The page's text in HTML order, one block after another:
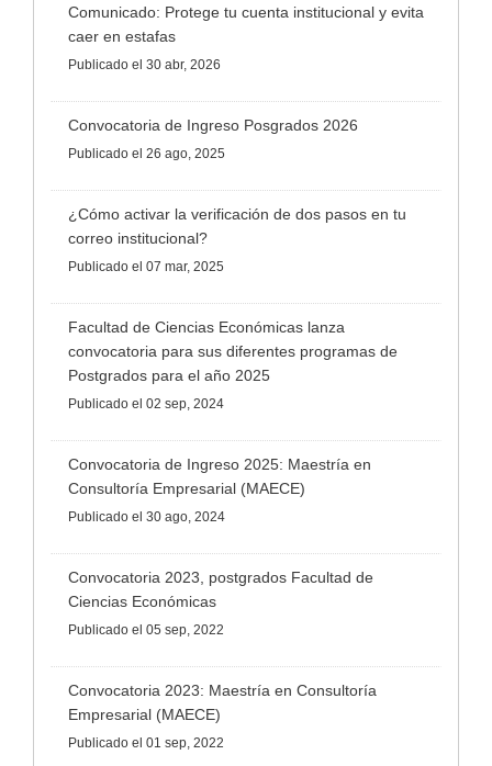
Comunicado: Protege tu cuenta institucional y evita
caer en estafas
Publicado el 30 abr, 2026
Convocatoria de Ingreso Posgrados 2026
Publicado el 26 ago, 2025
¿Cómo activar la verificación de dos pasos en tu
correo institucional?
Publicado el 07 mar, 2025
Facultad de Ciencias Económicas lanza
convocatoria para sus diferentes programas de
Postgrados para el año 2025
Publicado el 02 sep, 2024
Convocatoria de Ingreso 2025: Maestría en
Consultoría Empresarial (MAECE)
Publicado el 30 ago, 2024
Convocatoria 2023, postgrados Facultad de
Ciencias Económicas
Publicado el 05 sep, 2022
Convocatoria 2023: Maestría en Consultoría
Empresarial (MAECE)
Publicado el 01 sep, 2022